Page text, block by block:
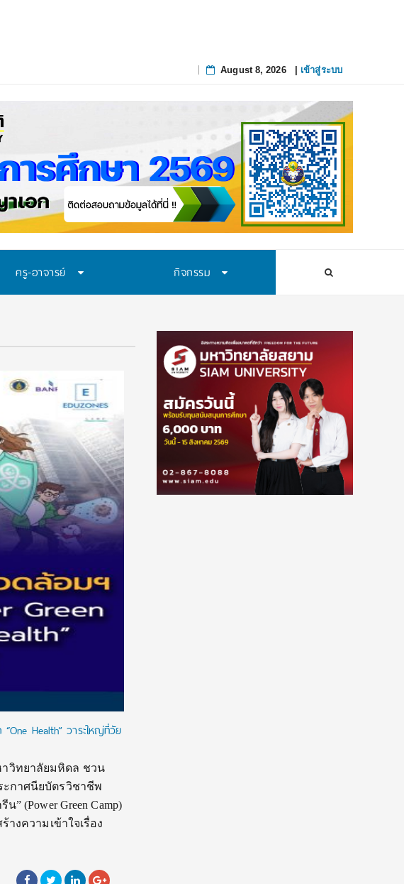
August 8, 2026| เข้าสู่ระบบ
ครู-อาจารย์ กิจกรรม
Health” วาระใหญ่ที่วัย
วิทยาลัยมหิดล ชวน
ะกาศนียบัตรวิชาชีพ
(Power Green Camp)
างความเข้าใจเรื่อง